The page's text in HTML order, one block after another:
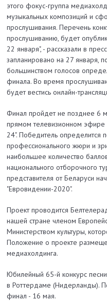
этого фокус-группа
музыкальных композиций и
прослушивания. Перечень
прослушиванию, будет
22 января", - рассказали в
запланировано на 27 января,
большинством голосов
финала. Во время
будет вестись онлайн-
Финал пройдет не позднее 6
прямом телевизионном эфире
24". Победитель определится
профессионального жюри и
наибольшее количество
национального отборочного
представителя от Беларуси
"Евровидении-2020".
Проект проводится
нашей стране членом
Министерством культуры,
Положение о проекте
медиахолдинга.
Юбилейный 65-й конкурс
в Роттердаме (Нидерланды).
финал - 16 мая.